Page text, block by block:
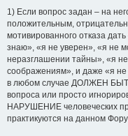
1) Если вопрос задан – на
положительным,
мотивированного отказа
знаю», «я не уверен», «я не
неразглашении тайны», «я не
соображениям», и даже «я не
в любом случае ДОЛЖЕН
вопроса или просто
НАРУШЕНИЕ человеческих
практикуются на данном